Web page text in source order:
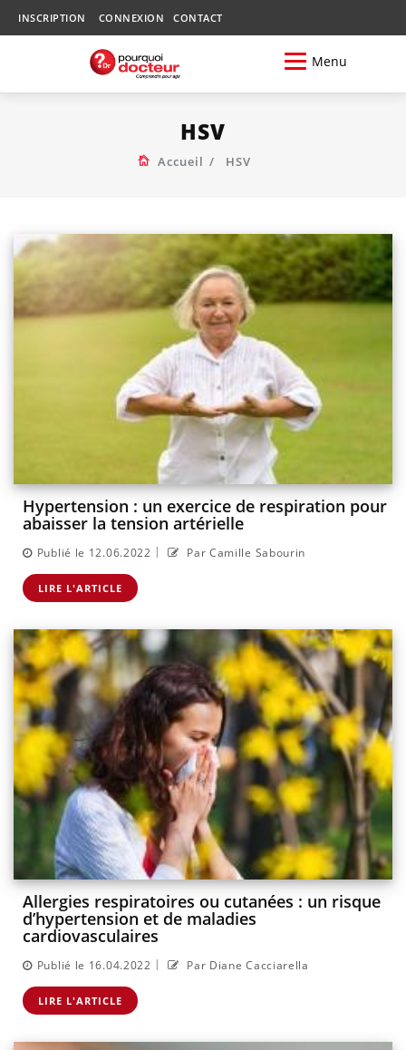
INSCRIPTION CONNEXION CONTACT
Menu
HSV
Accueil HSV
Hypertension : un exercice de respiration pour
abaisser la tension artérielle
Publié le 12.06.2022 | Par Camille Sabourin
LIRE L'ARTICLE
Allergies respiratoires ou cutanées : un risque
d’hypertension et de maladies
cardiovasculaires
Publié le 16.04.2022 | Par Diane Cacciarella
LIRE L'ARTICLE